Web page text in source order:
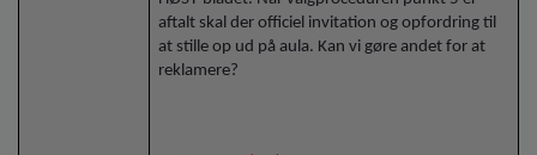
aftalt skal der officiel invitation og opfordring til
at stille op ud på aula. Kan vi gøre andet for at
reklamere?